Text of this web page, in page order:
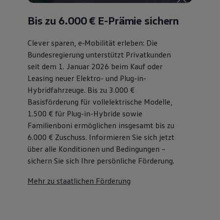
Fahrzeugabholung ab Werk
Uptime
Bis zu 6.000 € E-Prämie sichern
Clever sparen, e‑Mobilität erleben: Die
Bundesregierung unterstützt Privatkunden
seit dem 1. Januar 2026 beim Kauf oder
Leasing neuer Elektro- und Plug-in-
Hybridfahrzeuge. Bis zu 3.000 €
Basisförderung für vollelektrische Modelle,
1.500 € für Plug-in-Hybride sowie
Familienboni ermöglichen insgesamt bis zu
6.000 € Zuschuss⁠. Informieren Sie sich jetzt
über alle Konditionen und Bedingungen –
sichern Sie sich Ihre persönliche Förderung.
Mehr zu staatlichen Förderung